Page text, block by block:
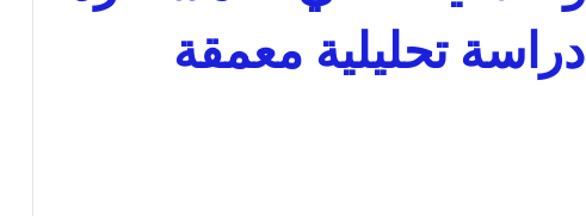
دراسة تحليلية معمقة